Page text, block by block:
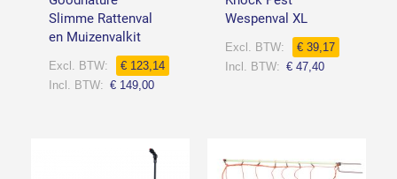
Slimme Rattenval
en Muizenvalkit
€ 123,14
€ 149,00
Wespenval XL
€ 39,17
€ 47,40